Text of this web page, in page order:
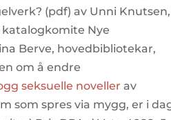
(pdf) av Unni Knutsen,
Nye
Berve, hovedbibliotekar,
om å endre
seksuelle noveller av
som spres via mygg, er i